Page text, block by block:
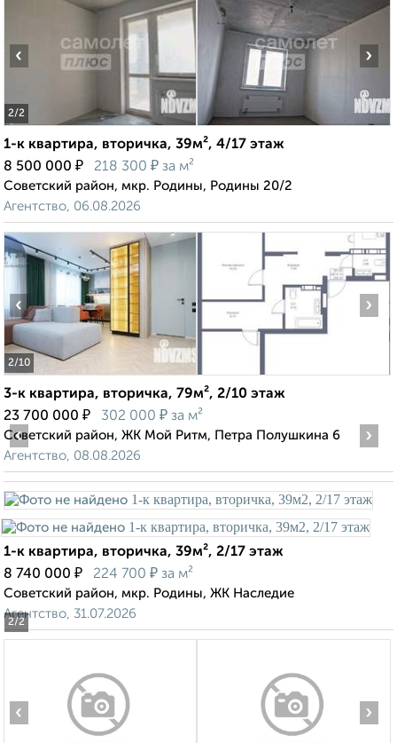
2/2
‹ ›
1-к квартира, вторичка, 39м², 4/17 этаж
8 500 000 ₽ 218 300 ₽ за м²
Советский район, мкр. Родины, Родины 20/2
Агентство, 06.08.2026
2/10
‹ ›
3-к квартира, вторичка, 79м², 2/10 этаж
23 700 000 ₽ 302 000 ₽ за м²
Советский район, ЖК Мой Ритм, Петра Полушкина 6
Агентство, 08.08.2026
2/2
‹ ›
1-к квартира, вторичка, 39м², 2/17 этаж
8 740 000 ₽ 224 700 ₽ за м²
Советский район, мкр. Родины, ЖК Наследие
Агентство, 31.07.2026
‹ ›